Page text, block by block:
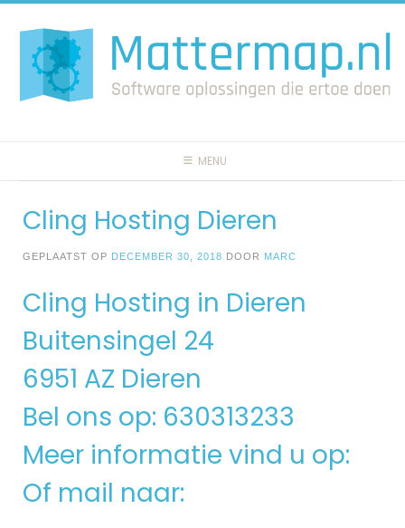
naar
inhoud
MENU
Cling Hosting Dieren
GEPLAATST OP DECEMBER 30, 2018 DOOR MARC
Cling Hosting in Dieren
Buitensingel 24
6951 AZ Dieren
Bel ons op: 630313233
Meer informatie vind u op:
Of mail naar: